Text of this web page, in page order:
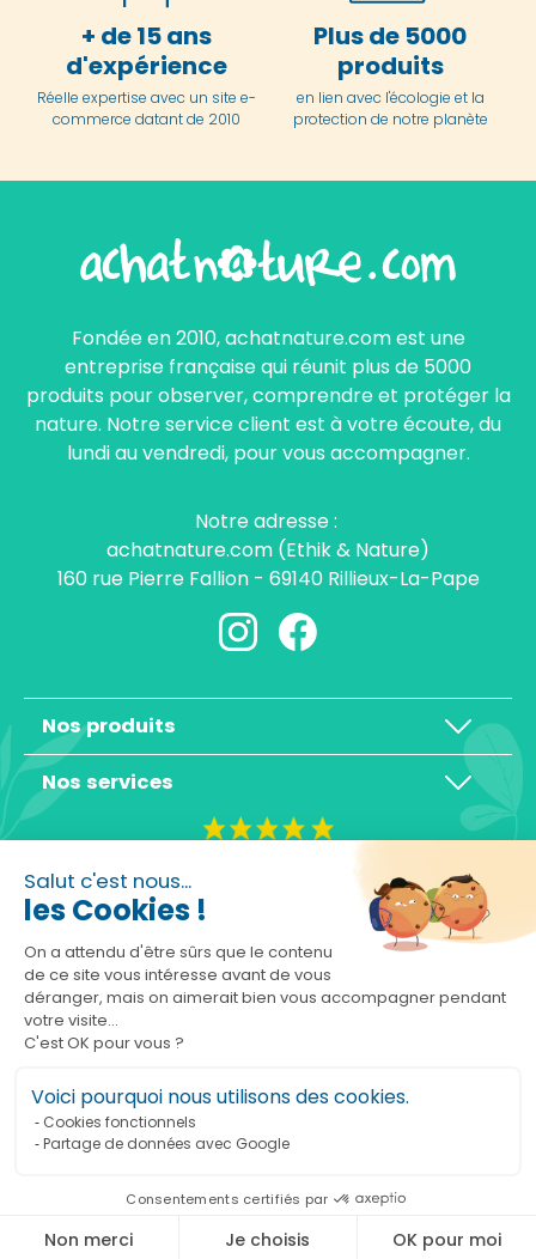
Salut c'est nous...
les Cookies !
On a attendu d'être sûrs que le contenu
de ce site vous intéresse avant de vous
déranger, mais on aimerait bien vous accompagner pendant
votre visite...
C'est OK pour vous ?
Voici pourquoi nous utilisons des cookies.
Cookies fonctionnels
Partage de données avec Google
Consentements certifiés par
Non merci Je choisis OK pour moi
Ajouter au panier
+ de 15 ans
d'expérience
Réelle expertise avec un site e-
commerce datant de 2010
Plus de 5000
produits
en lien avec l'écologie et la
protection de notre planète
Fondée en 2010, achatnature.com est une
entreprise française qui réunit plus de 5000
produits pour observer, comprendre et protéger la
nature. Notre service client est à votre écoute, du
lundi au vendredi, pour vous accompagner.
Notre adresse :
achatnature.com (Ethik & Nature)
160 rue Pierre Fallion - 69140 Rillieux-La-Pape
Nos produits
Nos services
Marchand approuvé par la Société des Avis Garantis,
cliquez ici pour vérifier